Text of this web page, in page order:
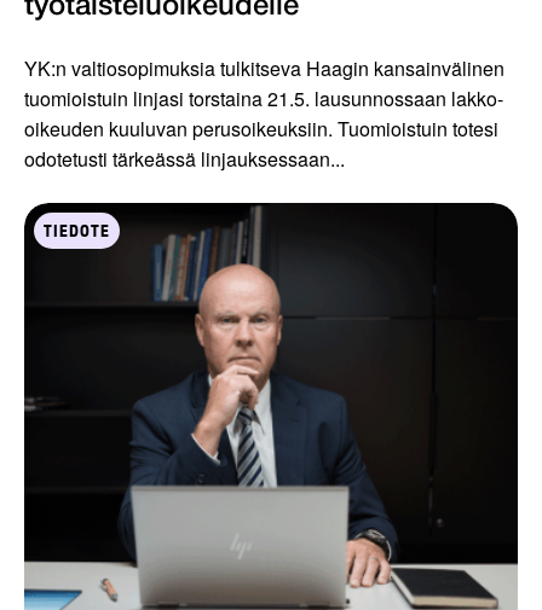
työtaisteluoikeudelle
YK:n valtiosopimuksia tulkitseva Haagin kansainvälinen
tuomioistuin linjasi torstaina 21.5. lausunnossaan lakko-
oikeuden kuuluvan perusoikeuksiin. Tuomioistuin totesi
odotetusti tärkeässä linjauksessaan...
TIEDOTE